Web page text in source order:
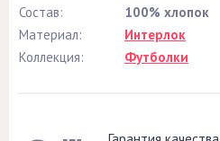
Состав:
100% хлопок
Материал:
Интерлок
Коллекция:
Футболки